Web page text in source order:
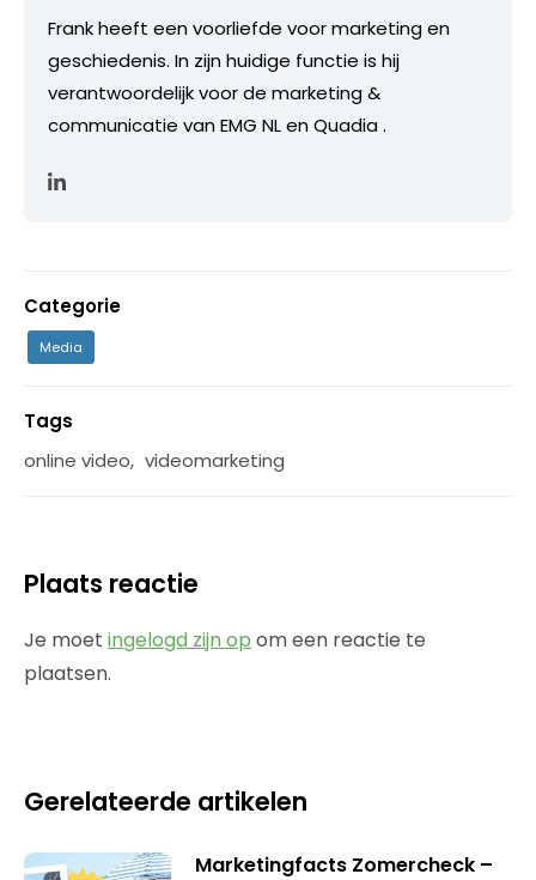
Frank heeft een voorliefde voor marketing en
geschiedenis. In zijn huidige functie is hij
verantwoordelijk voor de marketing &
communicatie van EMG NL en Quadia .
Categorie
Media
Tags
online video, videomarketing
Plaats reactie
Je moet ingelogd zijn op om een reactie te
plaatsen.
Gerelateerde artikelen
Marketingfacts Zomercheck –